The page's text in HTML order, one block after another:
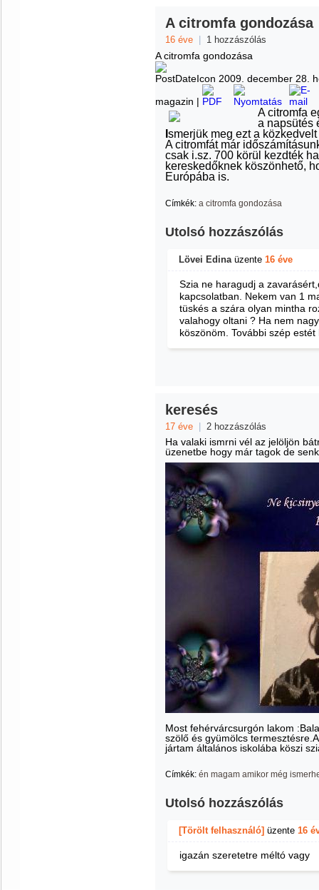
A citromfa gondozása
16 éve 1 hozzászólás
A citromfa gondozása
2009. december 28.
magazin |
A citromfa
a napsütés
smerjük meg ezt a
A citromfát már
csak i.sz. 700 körül kezdték
kereskedőknek köszönhető,
Európába is.
Címkék: a citromfa gondozása
Utolsó hozzászólás
Lövei Edinaüzente 16 éve
Szia ne haragudj a
kapcsolatban. Nekem van 1
tüskés a szára olyan mintha
valahogy oltani ? Ha nem
köszönöm. További szép estét
keresés
17 éve 2 hozzászólás
Ha valaki ismrni vél az jelöljön
üzenetbe hogy már tagok de
Most fehérvárcsurgón lakom
szölő és gyümölcs
jártam általános iskolába köszi
Címkék: én magam amikor még
Utolsó hozzászólás
[Törölt felhasználó] üzente 16
igazán szeretetre méltó vagy